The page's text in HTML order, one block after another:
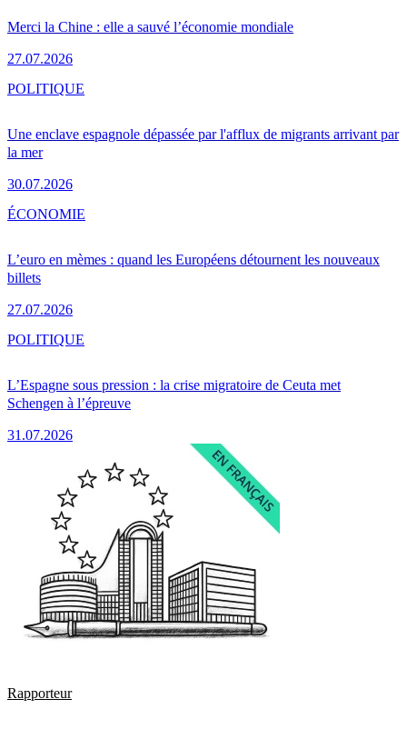
Merci la Chine : elle a sauvé l’économie mondiale
27.07.2026
Une enclave espagnole dépassée par l'afflux de migrants arrivant par
la mer
30.07.2026
POLITIQUE
L’euro en mèmes : quand les Européens détournent les nouveaux
billets
27.07.2026
ÉCONOMIE
L’Espagne sous pression : la crise migratoire de Ceuta met
Schengen à l’épreuve
31.07.2026
POLITIQUE
Rapporteur